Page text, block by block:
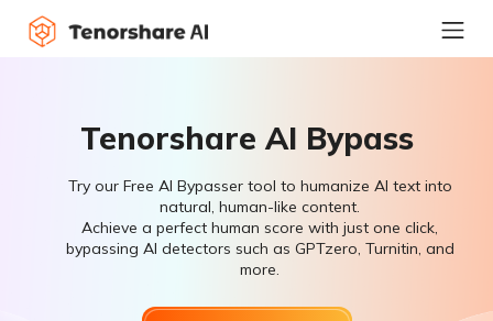
Tenorshare AI Bypass
Try our Free AI Bypasser tool to humanize AI text into
natural, human-like content.
Achieve a perfect human score with just one click,
bypassing AI detectors such as GPTzero, Turnitin, and
more.